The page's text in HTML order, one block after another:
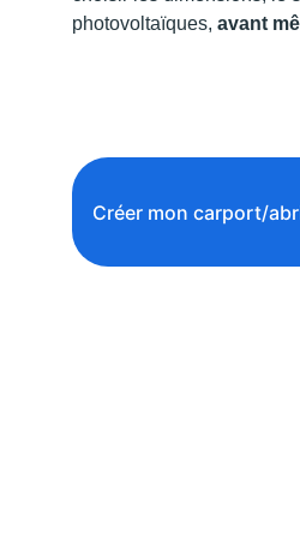
photovoltaïques, avant
Créer mon carport/